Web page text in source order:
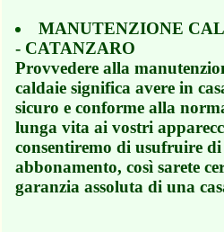
MANUTENZIONE
- CATANZARO
Provvedere alla
caldaie significa avere in
sicuro e conforme alla
lunga vita ai vostri
consentiremo di usufruire
abbonamento, così sarete
garanzia assoluta di una